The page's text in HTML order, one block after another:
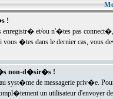
!
enregistr� et/ou n'�tes pas
�tes dans le dernier cas, vous
non-d�sir�s !
syst�me de messagerie priv�e.
un utilisateur d'envoyer